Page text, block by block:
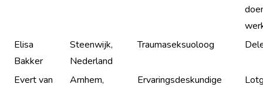
Elisa
Bakker
Steenwijk,
Nederland
Traumaseksuoloog
Evert van
Arnhem,
Ervaringsdeskundige